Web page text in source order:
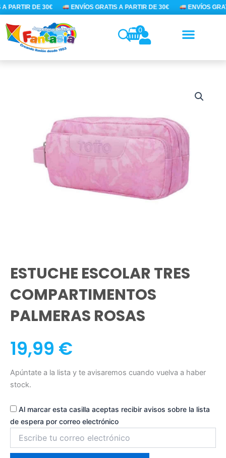
Ir
al
contenido
PARTIR DE 30€ ENVÍOS GRATIS A PARTIR DE 30€ ENVÍOS
0
ESTUCHE ESCOLAR TRES
COMPARTIMENTOS
PALMERAS ROSAS
19,99 €
Apúntate a la lista y te avisaremos cuando vuelva a haber
stock.
Al marcar esta casilla aceptas recibir avisos sobre la lista
de espera por correo electrónico
correo